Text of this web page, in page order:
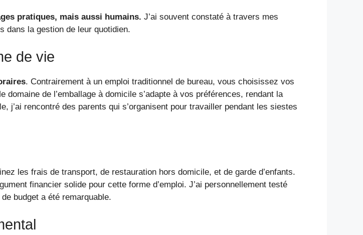
pratiques, mais aussi humains. J’ai souvent constaté à travers mes
dans la gestion de leur quotidien.
de vie
. Contrairement à un emploi traditionnel de bureau, vous choisissez vos
de l’emballage à domicile s’adapte à vos préférences, rendant la
rencontré des parents qui s’organisent pour travailler pendant les siestes
les frais de transport, de restauration hors domicile, et de garde d’enfants.
financier solide pour cette forme d’emploi. J’ai personnellement testé
budget a été remarquable.